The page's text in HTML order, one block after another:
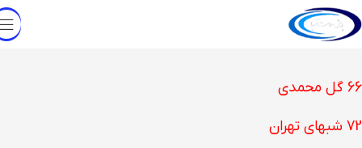
66 گل محمدی
72 شبهای تهران